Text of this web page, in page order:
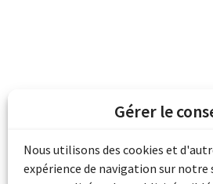
Gérer le
Nous utilisons des cookies et
expérience de navigation sur
Les archives du
grâce au
pour les
d'aide aux musées